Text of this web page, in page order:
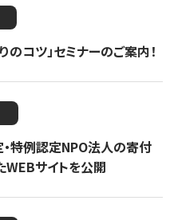
コツ」セミナーのご案内！
特例認定NPO法人の寄付
サイトを公開